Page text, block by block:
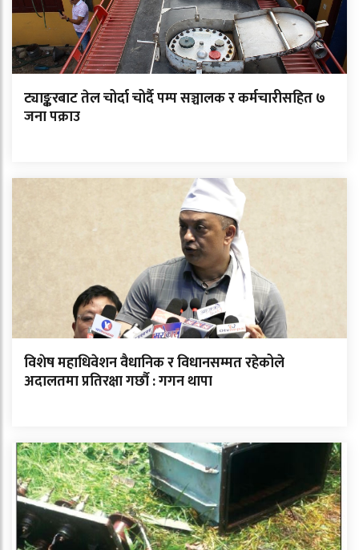
ट्याङ्करबाट तेल चोर्दा चोर्दै पम्प सञ्चालक र कर्मचारीसहित ७
जना पक्राउ
विशेष महाधिवेशन वैधानिक र विधानसम्मत रहेकोले
अदालतमा प्रतिरक्षा गर्छौ : गगन थापा